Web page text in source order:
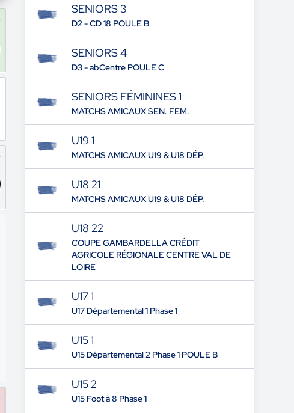
SENIORS 3
D2 - CD 18 POULE B
SENIORS 4
D3 - abCentre POULE C
SENIORS FÉMININES 1
MATCHS AMICAUX SEN. FEM.
U19 1
MATCHS AMICAUX U19 & U18 DÉP.
U18 21
MATCHS AMICAUX U19 & U18 DÉP.
U18 22
COUPE GAMBARDELLA CRÉDIT
AGRICOLE RÉGIONALE CENTRE VAL DE
LOIRE
U17 1
U17 Départemental 1 Phase 1
U15 1
U15 Départemental 2 Phase 1 POULE B
U15 2
U15 Foot à 8 Phase 1